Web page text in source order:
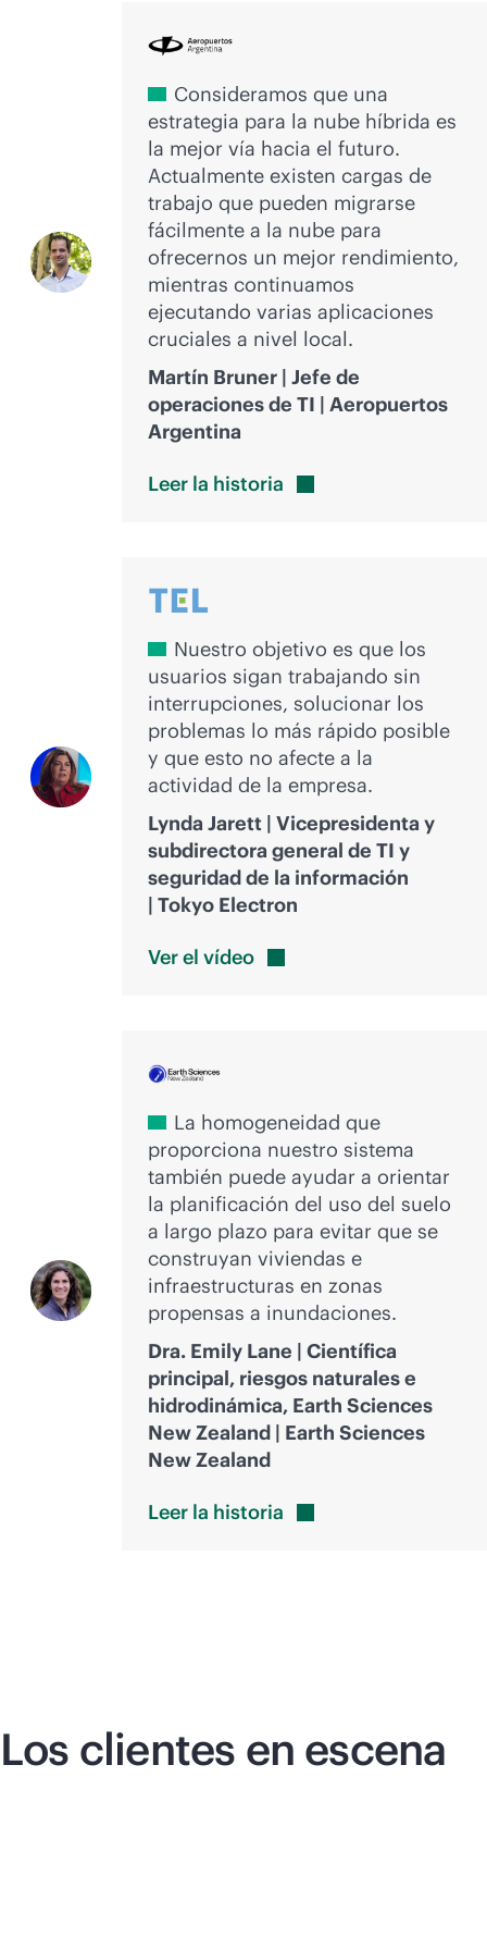
Consideramos que una
estrategia para la nube híbrida es
la mejor vía hacia el futuro.
Actualmente existen cargas de
trabajo que pueden migrarse
fácilmente a la nube para
ofrecernos un mejor rendimiento,
mientras continuamos
ejecutando varias aplicaciones
cruciales a nivel local.
Martín Bruner | Jefe de
operaciones de TI | Aeropuertos
Argentina
Leer la historia
Nuestro objetivo es que los
usuarios sigan trabajando sin
interrupciones, solucionar los
problemas lo más rápido posible
y que esto no afecte a la
actividad de la empresa.
Lynda Jarett | Vicepresidenta y
subdirectora general de TI y
seguridad de la información
| Tokyo Electron
Ver el vídeo
La homogeneidad que
proporciona nuestro sistema
también puede ayudar a orientar
la planificación del uso del suelo
a largo plazo para evitar que se
construyan viviendas e
infraestructuras en zonas
propensas a inundaciones.
Dra. Emily Lane | Científica
principal, riesgos naturales e
hidrodinámica, Earth Sciences
New Zealand | Earth Sciences
New Zealand
Leer la historia
Los clientes en escena